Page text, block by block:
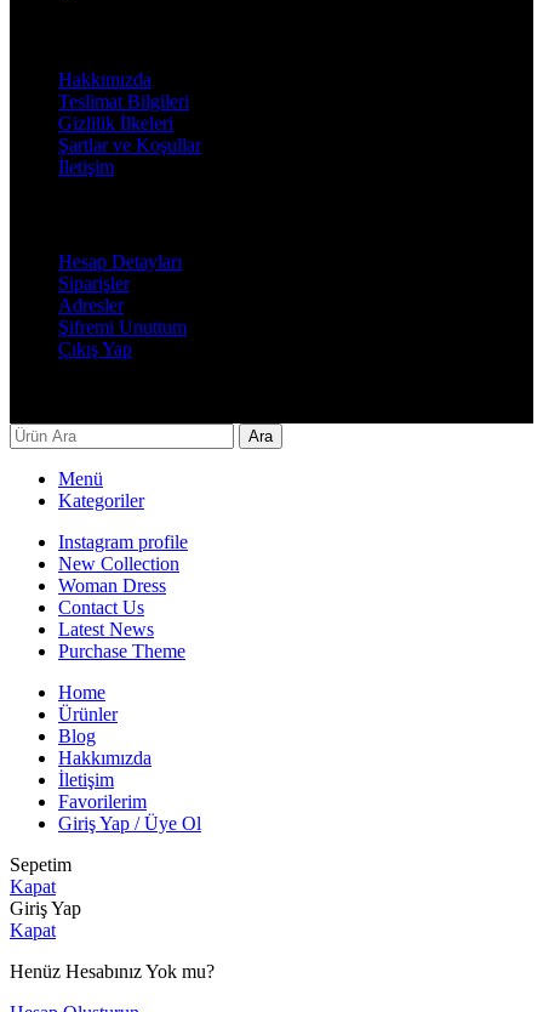
Hakkımızda
Teslimat Bilgileri
Gizlilik İlkeleri
Şartlar ve Koşullar
İletişim
Hesap Detayları
Siparişler
Adresler
Şifremi Unuttum
Çıkış Yap
Ara
Menü
Kategoriler
Instagram profile
New Collection
Woman Dress
Contact Us
Latest News
Purchase Theme
Home
Ürünler
Blog
Hakkımızda
İletişim
Favorilerim
Giriş Yap / Üye Ol
Sepetim
Kapat
Giriş Yap
Kapat
Henüz Hesabınız Yok mu?